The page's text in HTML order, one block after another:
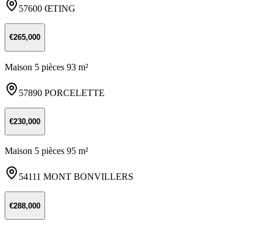
57600 ŒTING
€265,000
Maison 5 pièces 93 m²
57890 PORCELETTE
€230,000
Maison 5 pièces 95 m²
54111 MONT BONVILLERS
€288,000